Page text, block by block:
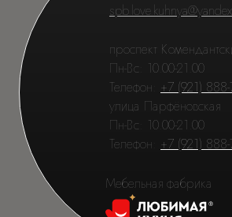
проспект
Пн-Вс: 10.00-21.00
Телефон: +7 (921)
улица Парфёновская
Пн-Вс: 10.00-21.00
Телефон: +7 (921)
Мебельная фабрика